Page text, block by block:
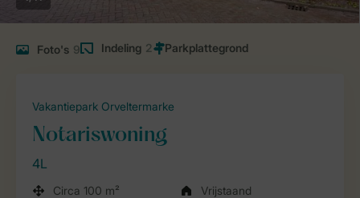
Foto's 9 Indeling 2
Vakantiepark Orveltermarke
Notariswoning
4L
Circa 100 m²
Vrijstaand